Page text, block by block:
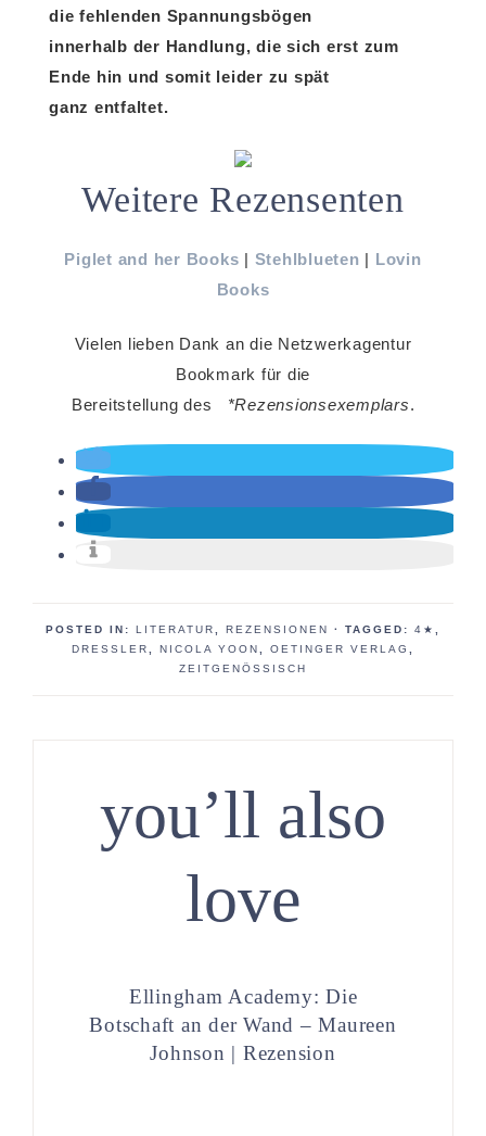
die fehlenden Spannungsbögen
innerhalb der Handlung, die sich erst zum
Ende hin und somit leider zu spät
ganz entfaltet.
Weitere Rezensenten
Piglet and her Books | Stehlblueten | Lovin
Books
Vielen lieben Dank an die Netzwerkagentur
Bookmark für die
Bereitstellung des *Rezensionsexemplars.
POSTED IN: LITERATUR REZENSIONEN · TAGGED: 4★
DRESSLER
NICOLA YOON OETINGER VERLAG
ZEITGENÖSSISCH
you’ll also
love
Ellingham Academy: Die
Botschaft an der Wand – Maureen
Johnson | Rezension